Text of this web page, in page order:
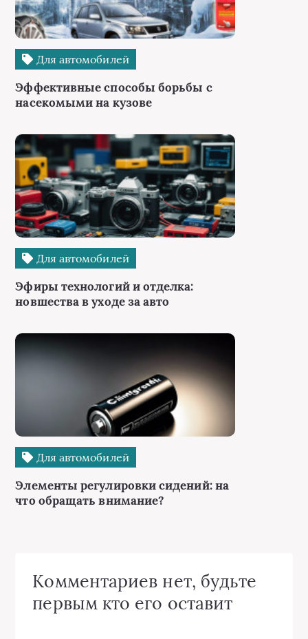
Для автомобилей
Эффективные способы борьбы с
насекомыми на кузове
Для автомобилей
Эфиры технологий и отделка:
новшества в уходе за авто
Для автомобилей
Элементы регулировки сидений: на
что обращать внимание?
Комментариев нет, будьте
первым кто его оставит